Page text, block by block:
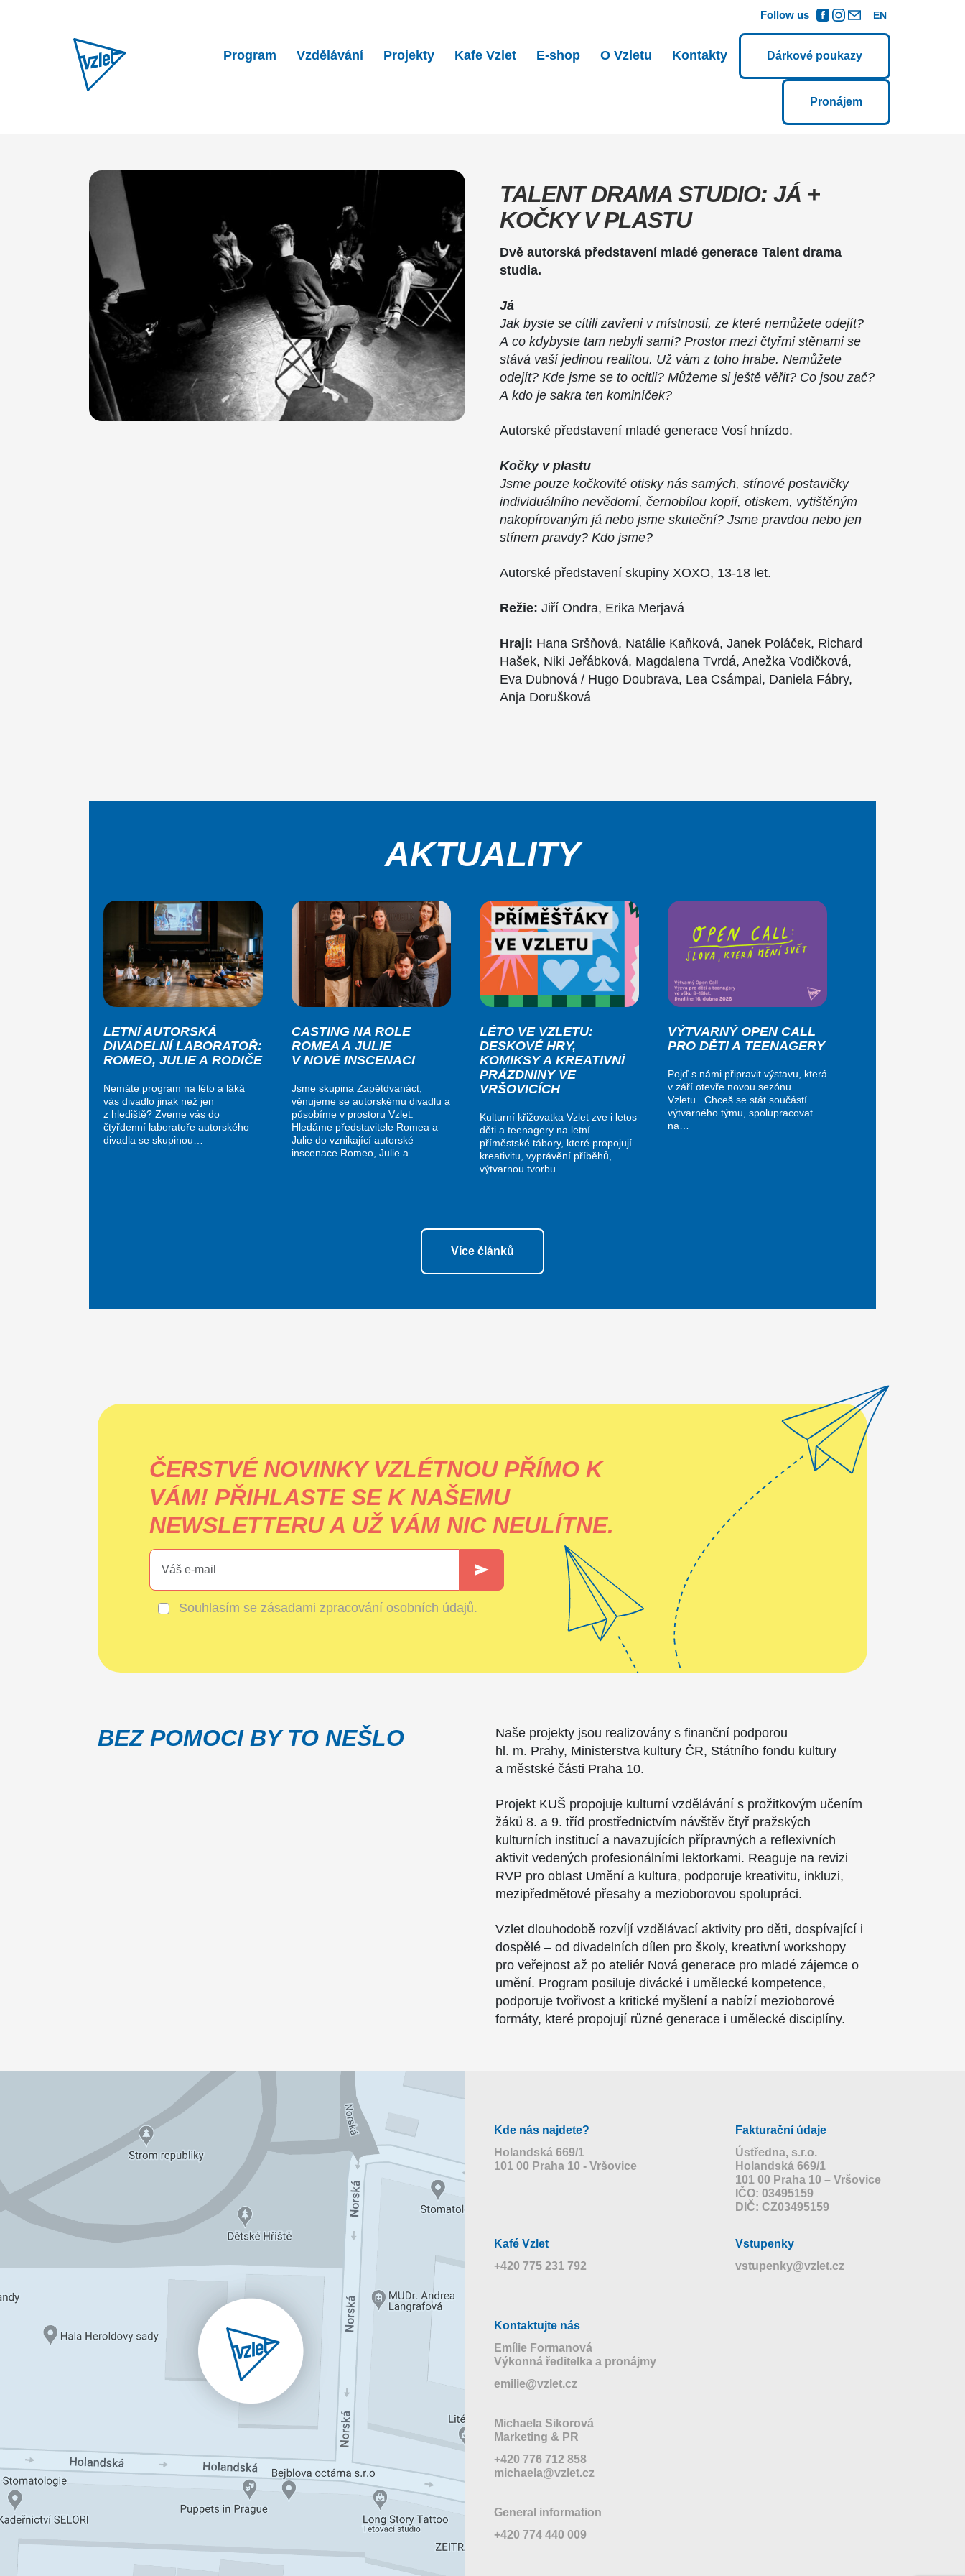
Follow us EN
Program Vzdělávání Projekty Kafe Vzlet E-shop O Vzletu Kontakty Dárkové poukazy
Pronájem
TALENT DRAMA STUDIO: JÁ +
KOČKY V PLASTU
Dvě autorská představení mladé generace Talent drama
studia.
Já
Jak byste se cítili zavřeni v místnosti, ze které nemůžete odejít?
A co kdybyste tam nebyli sami? Prostor mezi čtyřmi stěnami se
stává vaší jedinou realitou. Už vám z toho hrabe. Nemůžete
odejít? Kde jsme se to ocitli? Můžeme si ještě věřit? Co jsou zač?
A kdo je sakra ten kominíček?
Autorské představení mladé generace Vosí hnízdo.
Kočky v plastu
Jsme pouze kočkovité otisky nás samých, stínové postavičky
individuálního nevědomí, černobílou kopií, otiskem, vytištěným
nakopírovaným já nebo jsme skuteční? Jsme pravdou nebo jen
stínem pravdy? Kdo jsme?
Autorské představení skupiny XOXO, 13-18 let.
Režie: Jiří Ondra, Erika Merjavá
Hrají: Hana Sršňová, Natálie Kaňková, Janek Poláček, Richard
Hašek, Niki Jeřábková, Magdalena Tvrdá, Anežka Vodičková,
Eva Dubnová / Hugo Doubrava, Lea Csámpai, Daniela Fábry,
Anja Dorušková
AKTUALITY
LETNÍ AUTORSKÁ
DIVADELNÍ LABORATOŘ:
ROMEO, JULIE A RODIČE
Nemáte program na léto a láká
vás divadlo jinak než jen
z hlediště? Zveme vás do
čtyřdenní laboratoře autorského
divadla se skupinou…
CASTING NA ROLE
ROMEA A JULIE
V NOVÉ INSCENACI
Jsme skupina Zapětdvanáct,
věnujeme se autorskému divadlu a
působíme v prostoru Vzlet.
Hledáme představitele Romea a
Julie do vznikající autorské
inscenace Romeo, Julie a…
LÉTO VE VZLETU:
DESKOVÉ HRY,
KOMIKSY A KREATIVNÍ
PRÁZDNINY VE
VRŠOVICÍCH
Kulturní křižovatka Vzlet zve i letos
děti a teenagery na letní
příměstské tábory, které propojují
kreativitu, vyprávění příběhů,
výtvarnou tvorbu…
VÝTVARNÝ OPEN CALL
PRO DĚTI A TEENAGERY
Pojď s námi připravit výstavu, která
v září otevře novou sezónu
Vzletu. Chceš se stát součástí
výtvarného týmu, spolupracovat
na…
Více článků
ČERSTVÉ NOVINKY VZLÉTNOU PŘÍMO K
VÁM! PŘIHLASTE SE K NAŠEMU
NEWSLETTERU A UŽ VÁM NIC NEULÍTNE.
Souhlasím se zásadami zpracování osobních údajů.
BEZ POMOCI BY TO NEŠLO
Naše projekty jsou realizovány s finanční podporou
hl. m. Prahy, Ministerstva kultury ČR, Státního fondu kultury
a městské části Praha 10.
Projekt KUŠ propojuje kulturní vzdělávání s prožitkovým učením
žáků 8. a 9. tříd prostřednictvím návštěv čtyř pražských
kulturních institucí a navazujících přípravných a reflexivních
aktivit vedených profesionálními lektorkami. Reaguje na revizi
RVP pro oblast Umění a kultura, podporuje kreativitu, inkluzi,
mezipředmětové přesahy a mezioborovou spolupráci.
Vzlet dlouhodobě rozvíjí vzdělávací aktivity pro děti, dospívající i
dospělé – od divadelních dílen pro školy, kreativní workshopy
pro veřejnost až po ateliér Nová generace pro mladé zájemce o
umění. Program posiluje divácké i umělecké kompetence,
podporuje tvořivost a kritické myšlení a nabízí mezioborové
formáty, které propojují různé generace i umělecké disciplíny.
Kde nás najdete?
Holandská 669/1
101 00 Praha 10 - Vršovice
Fakturační údaje
Ústředna, s.r.o.
Holandská 669/1
101 00 Praha 10 – Vršovice
IČO: 03495159
DIČ: CZ03495159
Kafé Vzlet
+420 775 231 792
Vstupenky
vstupenky@vzlet.cz
Kontaktujte nás
Emílie Formanová
Výkonná ředitelka a pronájmy
emilie@vzlet.cz
Michaela Sikorová
Marketing & PR
+420 776 712 858
michaela@vzlet.cz
General information
+420 774 440 009